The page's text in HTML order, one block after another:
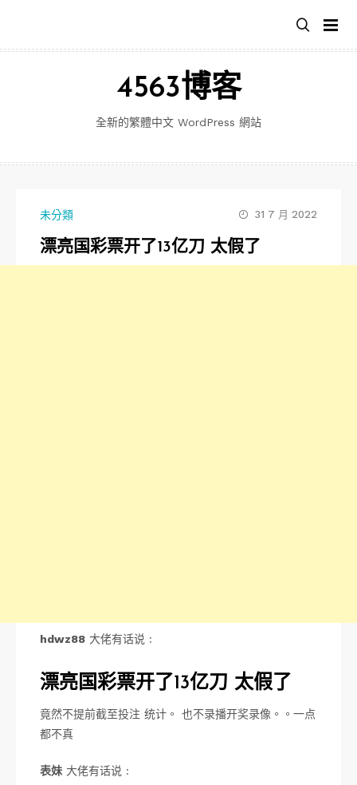
主
4563博客
全新的繁體中文 WordPress 網站
未分類 31 7 月 2022
漂亮国彩票开了13亿刀 太假了
hdwz88 大佬有话说 :
漂亮国彩票开了13亿刀 太假了
竟然不提前截至投注 统计。 也不录播开奖录像。。一点
都不真
表妹 大佬有话说 :